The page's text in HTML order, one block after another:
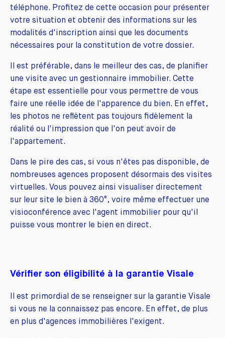
téléphone. Profitez de cette occasion pour présenter
votre situation et obtenir des informations sur les
modalités d'inscription ainsi que les documents
nécessaires pour la constitution de votre dossier.
Il est préférable, dans le meilleur des cas, de planifier
une visite avec un gestionnaire immobilier. Cette
étape est essentielle pour vous permettre de vous
faire une réelle idée de l'apparence du bien. En effet,
les photos ne reflètent pas toujours fidèlement la
réalité ou l'impression que l'on peut avoir de
l'appartement.
Dans le pire des cas, si vous n'êtes pas disponible, de
nombreuses agences proposent désormais des visites
virtuelles. Vous pouvez ainsi visualiser directement
sur leur site le bien à 360°, voire même effectuer une
visioconférence avec l'agent immobilier pour qu'il
puisse vous montrer le bien en direct.
Vérifier son éligibilité à la garantie Visale
Il est primordial de se renseigner sur la garantie Visale
si vous ne la connaissez pas encore. En effet, de plus
en plus d'agences immobilières l'exigent.